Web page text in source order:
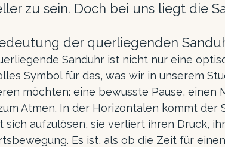
zu sein. Doch bei uns liegt die
der querliegenden
Sanduhr ist nicht nur eine
Symbol für das, was wir in unserem
möchten: eine bewusste Pause, einen
Atmen. In der Horizontalen kommt der
sich aufzulösen, sie verliert ihren Druck,
Es ist, als ob die Zeit für